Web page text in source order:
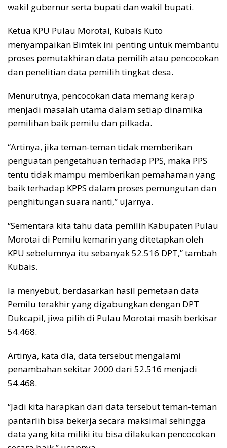
wakil gubernur serta bupati dan wakil bupati.
Ketua KPU Pulau Morotai, Kubais Kuto
menyampaikan Bimtek ini penting untuk membantu
proses pemutakhiran data pemilih atau pencocokan
dan penelitian data pemilih tingkat desa.
Menurutnya, pencocokan data memang kerap
menjadi masalah utama dalam setiap dinamika
pemilihan baik pemilu dan pilkada.
“Artinya, jika teman-teman tidak memberikan
penguatan pengetahuan terhadap PPS, maka PPS
tentu tidak mampu memberikan pemahaman yang
baik terhadap KPPS dalam proses pemungutan dan
penghitungan suara nanti,” ujarnya.
“Sementara kita tahu data pemilih Kabupaten Pulau
Morotai di Pemilu kemarin yang ditetapkan oleh
KPU sebelumnya itu sebanyak 52.516 DPT,” tambah
Kubais.
Ia menyebut, berdasarkan hasil pemetaan data
Pemilu terakhir yang digabungkan dengan DPT
Dukcapil, jiwa pilih di Pulau Morotai masih berkisar
54.468.
Artinya, kata dia, data tersebut mengalami
penambahan sekitar 2000 dari 52.516 menjadi
54.468.
“Jadi kita harapkan dari data tersebut teman-teman
pantarlih bisa bekerja secara maksimal sehingga
data yang kita miliki itu bisa dilakukan pencocokan